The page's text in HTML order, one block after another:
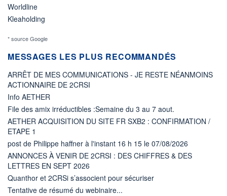
Worldline
Kleaholding
* source Google
MESSAGES LES PLUS RECOMMANDÉS
ARRÊT DE MES COMMUNICATIONS - JE RESTE NÉANMOINS
ACTIONNAIRE DE 2CRSI
Info AETHER
File des amix irréductibles :Semaine du 3 au 7 aout.
AETHER ACQUISITION DU SITE FR SXB2 : CONFIRMATION /
ETAPE 1
post de Philippe haffner à l'instant 16 h 15 le 07/08/2026
ANNONCES À VENIR DE 2CRSI : DES CHIFFRES & DES
LETTRES EN SEPT 2026
Quanthor et 2CRSi s’associent pour sécuriser
Tentative de résumé du webinaire...